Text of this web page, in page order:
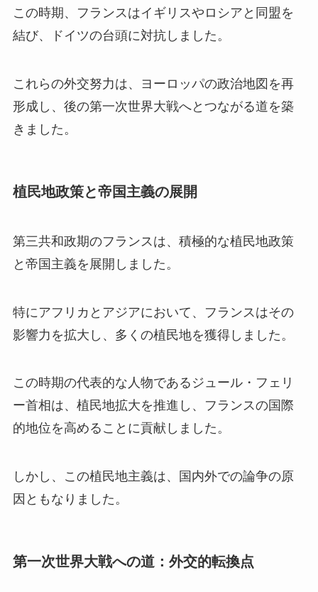
この時期、フランスはイギリスやロシアと同盟を
結び、ドイツの台頭に対抗しました。
これらの外交努力は、ヨーロッパの政治地図を再
形成し、後の第一次世界大戦へとつながる道を築
きました。
植民地政策と帝国主義の展開
第三共和政期のフランスは、積極的な植民地政策
と帝国主義を展開しました。
特にアフリカとアジアにおいて、フランスはその
影響力を拡大し、多くの植民地を獲得しました。
この時期の代表的な人物であるジュール・フェリ
ー首相は、植民地拡大を推進し、フランスの国際
的地位を高めることに貢献しました。
しかし、この植民地主義は、国内外での論争の原
因ともなりました。
第一次世界大戦への道：外交的転換点